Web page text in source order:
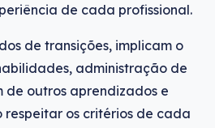
de cada profissional.
de transições, implicam o
administração de
de outros aprendizados e
respeitar os critérios de cada